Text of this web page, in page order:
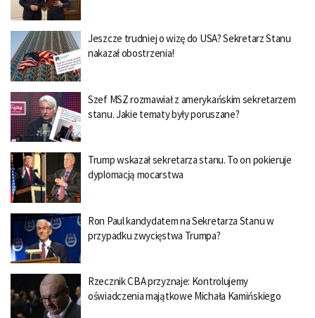
Jeszcze trudniej o wizę do USA? Sekretarz Stanu
nakazał obostrzenia!
Szef MSZ rozmawiał z amerykańskim sekretarzem
stanu. Jakie tematy były poruszane?
Trump wskazał sekretarza stanu. To on pokieruje
dyplomacją mocarstwa
Ron Paul kandydatem na Sekretarza Stanu w
przypadku zwycięstwa Trumpa?
Rzecznik CBA przyznaje: Kontrolujemy
oświadczenia majątkowe Michała Kamińskiego